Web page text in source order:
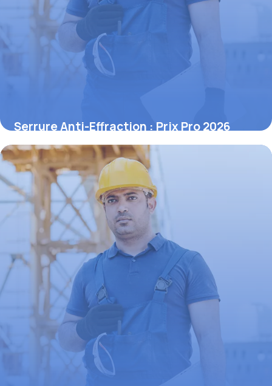
Serrure Anti-Effraction : Prix Pro 2026
1 juin 2026